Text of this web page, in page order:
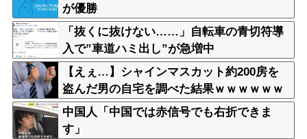
が優勝
「抜くに抜けない……」自転車の青切符導
入で”車道ハミ出し”が急増中
【えぇ…】シャインマスカット約200房を
盗んだ男の自宅を調べた結果ｗｗｗｗｗｗ
ｗｗ
中国人「中国では赤信号でも右折できま
す」